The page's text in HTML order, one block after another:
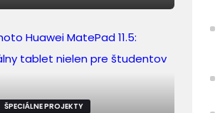
ŠPECIÁLNE PROJEKTY